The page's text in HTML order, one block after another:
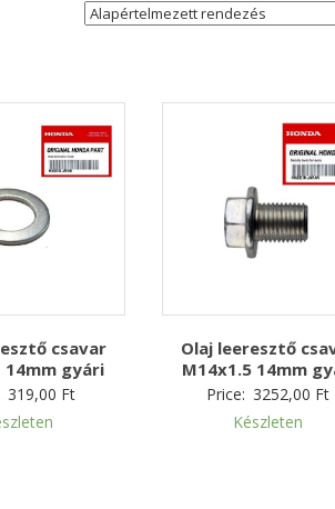
csavar
gyári
319,00 Ft
Olaj leeresztő
M14x1.5 14mm
Price: 3252,00 Ft
Készleten